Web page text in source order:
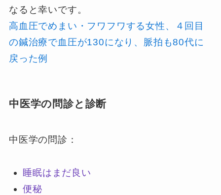
なると幸いです。
高血圧でめまい・フワフワする女性、４回目
の鍼治療で血圧が130になり、脈拍も80代に
戻った例
中医学の問診と診断
中医学の問診：
睡眠はまだ良い
便秘